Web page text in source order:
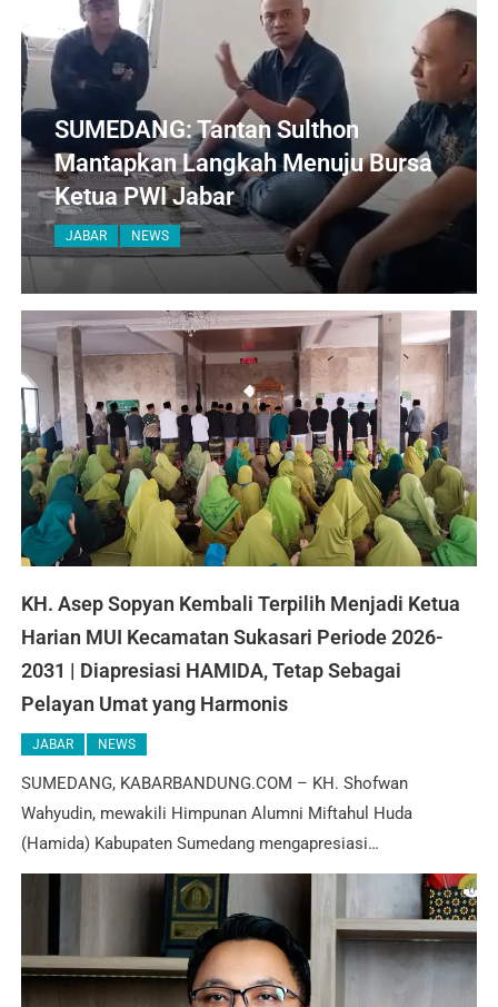
SUMEDANG: Tantan Sulthon
Mantapkan Langkah Menuju Bursa
Ketua PWI Jabar
JABAR NEWS
KH. Asep Sopyan Kembali Terpilih Menjadi Ketua
Harian MUI Kecamatan Sukasari Periode 2026-
2031 | Diapresiasi HAMIDA, Tetap Sebagai
Pelayan Umat yang Harmonis
JABAR NEWS
SUMEDANG, KABARBANDUNG.COM – KH. Shofwan
Wahyudin, mewakili Himpunan Alumni Miftahul Huda
(Hamida) Kabupaten Sumedang mengapresiasi…